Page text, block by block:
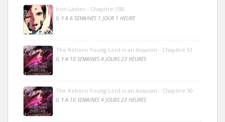
Iron Ladies - Chapitre 338
IL Y A 6 SEMAINES 1 JOUR 1 HEURE
The Reborn Young Lord is an Assassin - Chapitre 51
IL Y A 10 SEMAINES 4 JOURS 23 HEURES
The Reborn Young Lord is an Assassin - Chapitre 50
IL Y A 10 SEMAINES 4 JOURS 23 HEURES